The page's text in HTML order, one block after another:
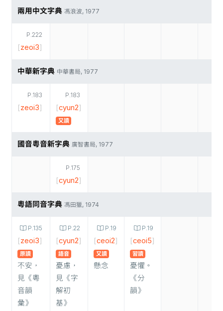
兩用中文字典 馮浪波, 1977
P.222
[zeoi3]
中華新字典 中華書局, 1977
P.183
[zeoi3]
P.183
[cyun2]
又讀
國音粵音新字典 廣智書局, 1977
P.175
[cyun2]
粵語同音字典 馮田獵, 1974
P.135
[zeoi3]
原讀
不安，
見《粵
音韻
彙》
P.22
[cyun2]
語音
憂慮，
見《字
解初
基》
P.19
[ceoi2]
又讀
懸念
P.19
[ceoi5]
習讀
憂懼。
《分
韻》